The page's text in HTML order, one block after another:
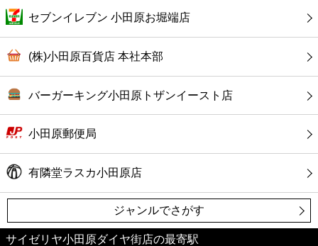
セブンイレブン 小田原お堀端店
(株)小田原百貨店 本社本部
バーガーキング小田原トザンイースト店
小田原郵便局
有隣堂ラスカ小田原店
ジャンルでさがす
サイゼリヤ小田原ダイヤ街店の最寄駅